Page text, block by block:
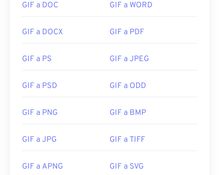
GIF a DOC GIF a WORD
GIF a DOCX GIF a PDF
GIF a PS GIF a JPEG
GIF a PSD GIF a ODD
GIF a PNG GIF a BMP
GIF a JPG GIF a TIFF
GIF a APNG GIF a SVG